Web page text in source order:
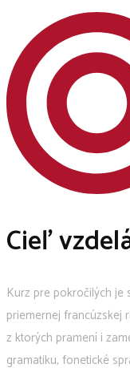
Cieľ
Kurz pre pokročilých
priemernej francúzskej
z ktorých pramení i
gramatiku, fonetické